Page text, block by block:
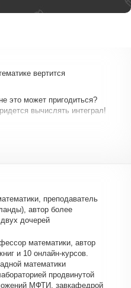
вертится
это может пригодиться?
вычислять интеграл!
математику абстрактной
дорог, медицины,
можно продолжать долго,
существование
знаем.
исправили эту
которая будет одинаково
читателю
— легкий, интересный
(благодаря развернутым
преподаватель
автор более
дочерей
математики, автор
и 10 онлайн-курсов.
математики
продвинутой
МФТИ, завкафедрой